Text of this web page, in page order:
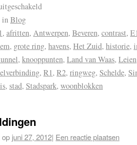
inBlog
, afritten, Antwerpen, Beveren, contrast,
, grote ring, havens, Het Zuid, historie,
, knooppunten, Land van Waas, Leien
, R1, R2, ringweg, Schelde,
, stad, Stadspark, woonblokken
op juni 27, 2012| Een reactie plaatsen